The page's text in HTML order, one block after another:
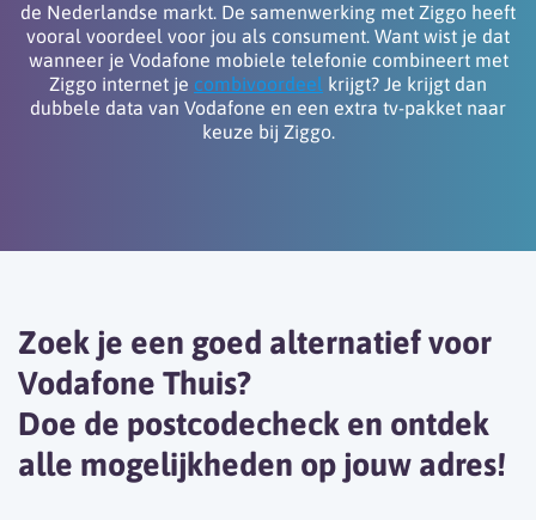
de Nederlandse markt. De samenwerking met Ziggo heeft
vooral voordeel voor jou als consument. Want wist je dat
wanneer je Vodafone mobiele telefonie combineert met
Ziggo internet je combivoordeel krijgt? Je krijgt dan
dubbele data van Vodafone en een extra tv-pakket naar
keuze bij Ziggo.
Zoek je een goed alternatief voor
Vodafone Thuis?
Doe de postcodecheck en ontdek
alle mogelijkheden op jouw adres!